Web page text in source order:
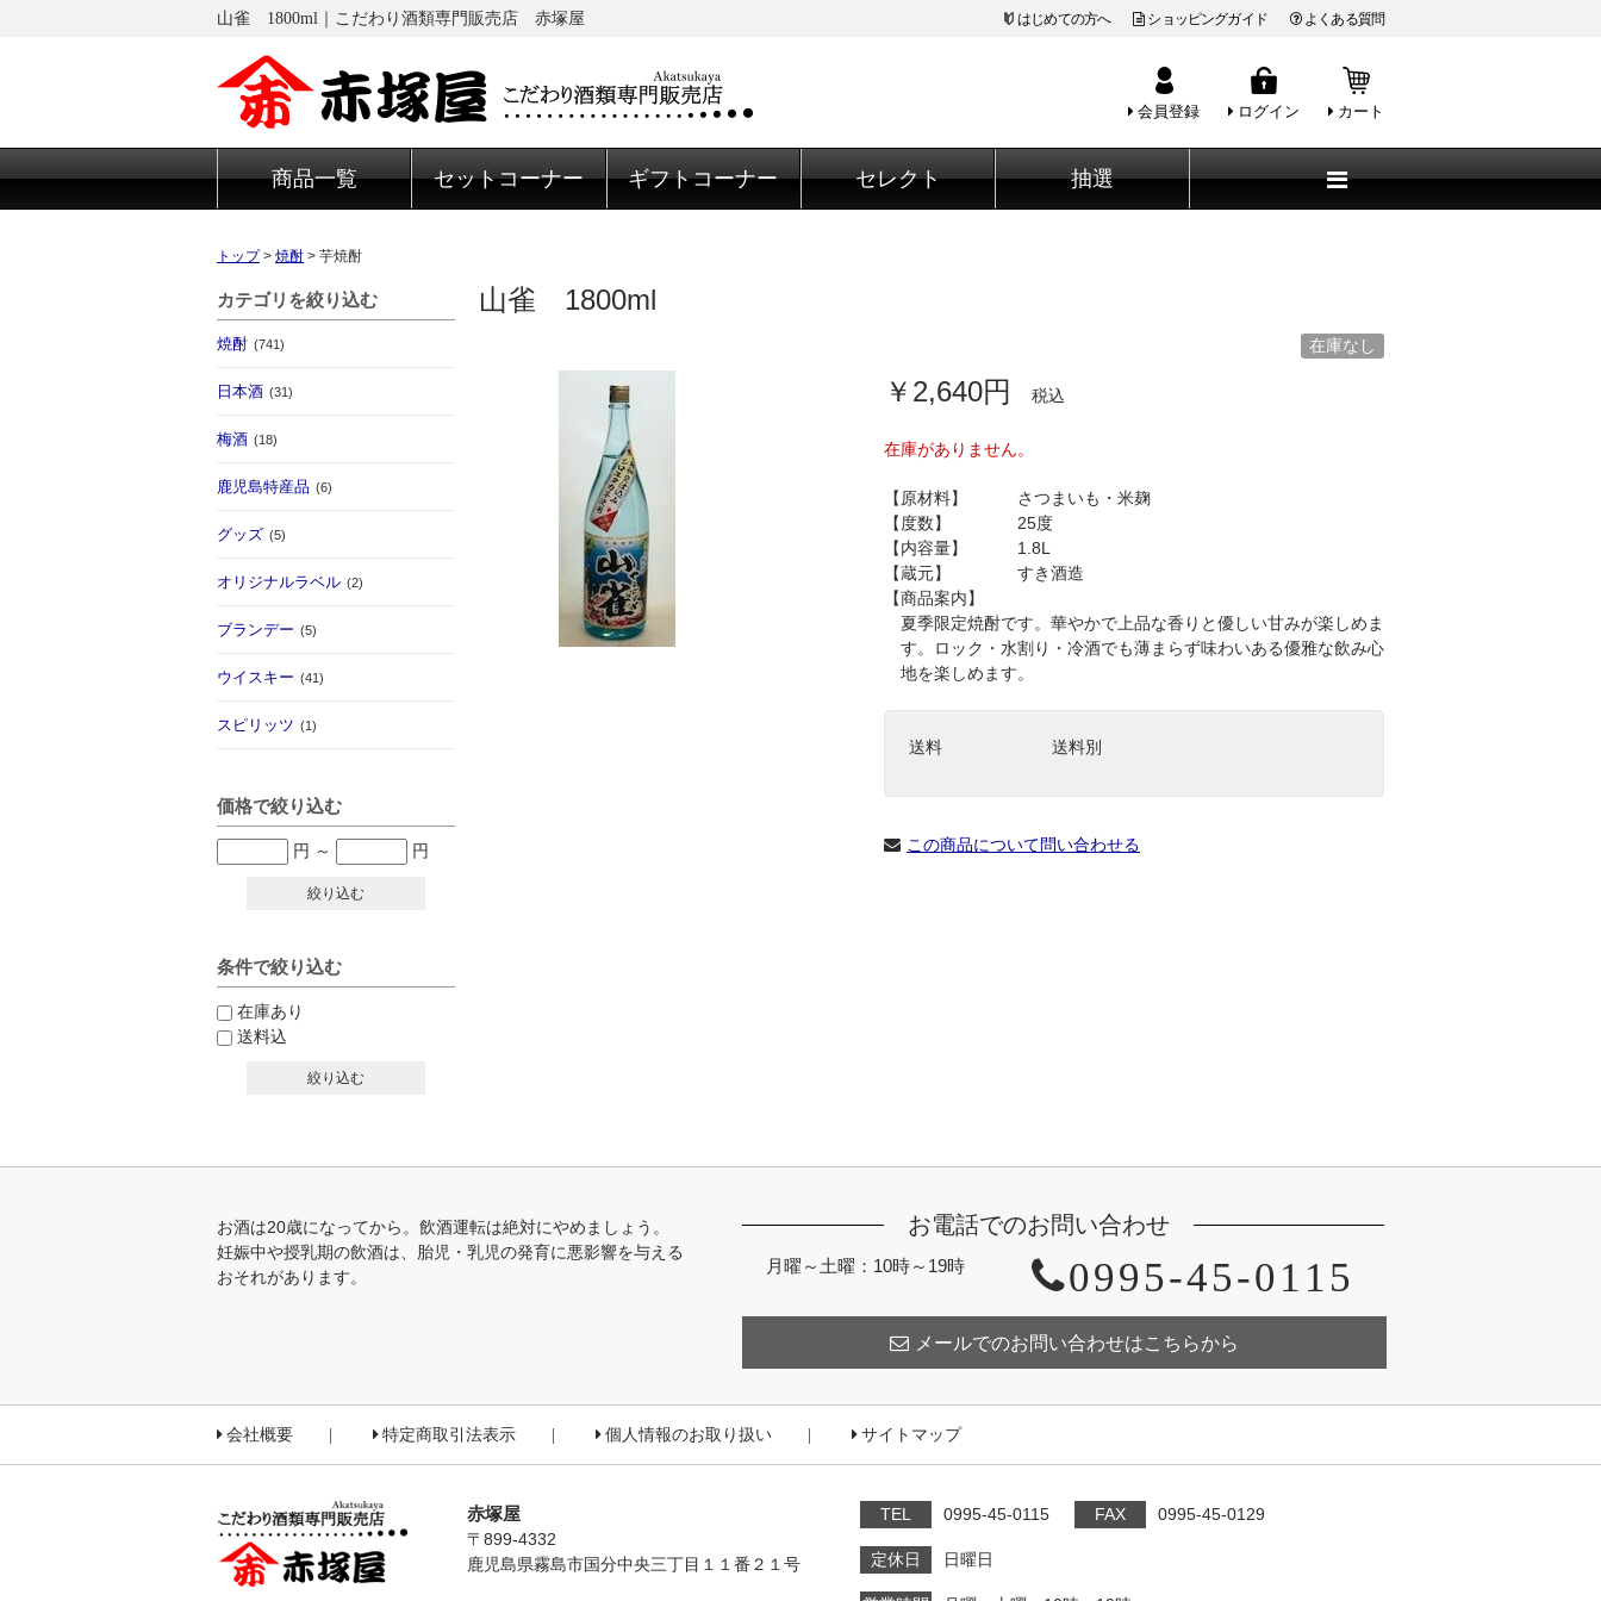
山雀 1800ml｜こだわり酒類専門販売店 赤塚屋 はじめての方へ ショッピングガイド よくある質問
会員登録 ログイン カート
商品一覧 セットコーナー ギフトコーナー セレクト 抽選
トップ> 焼酎 > 芋焼酎
カテゴリを絞り込む
焼酎 (741)
日本酒 (31)
梅酒 (18)
鹿児島特産品 (6)
グッズ (5)
オリジナルラベル (2)
ブランデー (5)
ウイスキー (41)
スピリッツ (1)
価格で絞り込む
円 ～ 円
絞り込む
条件で絞り込む
在庫あり
送料込
絞り込む
山雀 1800ml
在庫なし
￥2,640円 税込
在庫がありません。
【原材料】 さつまいも・米麹
【度数】 25度
【内容量】 1.8L
【蔵元】 すき酒造
【商品案内】
夏季限定焼酎です。華やかで上品な香りと優しい甘みが楽しめま
す。ロック・水割り・冷酒でも薄まらず味わいある優雅な飲み心
地を楽しめます。
送料 送料別
この商品について問い合わせる
お酒は20歳になってから。飲酒運転は絶対にやめましょう。
妊娠中や授乳期の飲酒は、胎児・乳児の発育に悪影響を与える
おそれがあります。
お電話でのお問い合わせ
月曜～土曜：10時～19時 0995-45-0115
メールでのお問い合わせはこちらから
会社概要 特定商取引法表示 個人情報のお取り扱い サイトマップ
赤塚屋
〒899-4332
鹿児島県霧島市国分中央三丁目１１番２１号
TEL 0995-45-0115 FAX 0995-45-0129
定休日 日曜日